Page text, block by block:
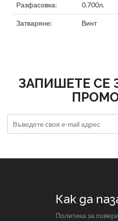
Разфасовка: 0.700л.
Затваряне: Винт
ЗАПИШЕТЕ СЕ
Как да
Политика за